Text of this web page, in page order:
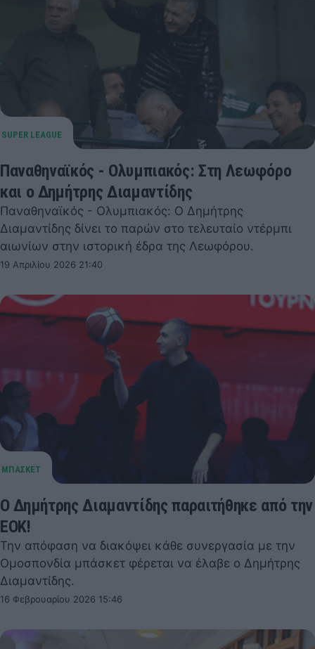
Παναθηναϊκός - Ολυμπιακός: Στη Λεωφόρο
και ο Δημήτρης Διαμαντίδης
Παναθηναϊκός - Ολυμπιακός: O Δημήτρης
Διαμαντίδης δίνει το παρών στο τελευταίο ντέρμπι
αιωνίων στην ιστορική έδρα της Λεωφόρου.
19 Απριλίου 2026 21:40
Ο Δημήτρης Διαμαντίδης παραιτήθηκε από την
ΕΟΚ!
Την απόφαση να διακόψει κάθε συνεργασία με την
Ομοσπονδία μπάσκετ φέρεται να έλαβε ο Δημήτρης
Διαμαντίδης.
16 Φεβρουαρίου 2026 15:46